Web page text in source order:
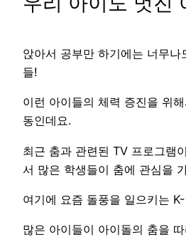
앉아서 공부만 하기에는 너무나
들!
이런 아이들의 체력 증진을 위
동인데요.
최근 춤과 관련된 TV 프로그램
서 많은 학생들이 춤에 관심을
여기에 요즘 돌풍을 일으키는
많은 아이들이 아이돌의 춤을